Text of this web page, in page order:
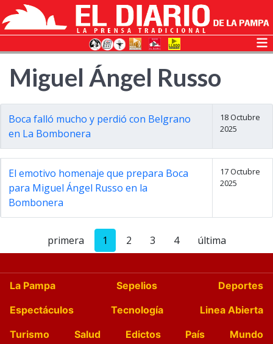
Miguel Ángel Russo
Boca falló mucho y perdió con Belgrano
en La Bombonera
18 Octubre
2025
El emotivo homenaje que prepara Boca
para Miguel Ángel Russo en la
Bombonera
17 Octubre
2025
primera 1 2 3 4 última
La Pampa Sepelios
Deportes
Espectáculos
Tecnología
Linea Abierta
Turismo
Salud Edictos País
Mundo